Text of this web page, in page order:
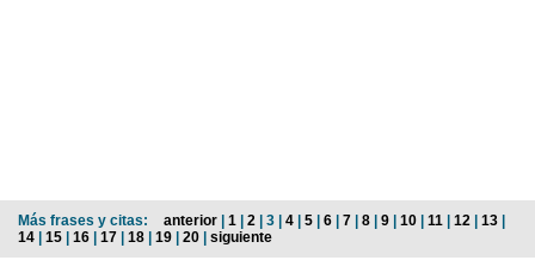
Más frases y citas: anterior | 1 | 2 | 3 | 4 | 5 | 6 | 7 | 8 | 9 | 10 | 11 | 12 | 13 |
14 | 15 | 16 | 17 | 18 | 19 | 20 | siguiente